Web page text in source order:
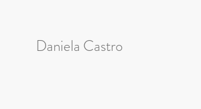
Daniela Castro